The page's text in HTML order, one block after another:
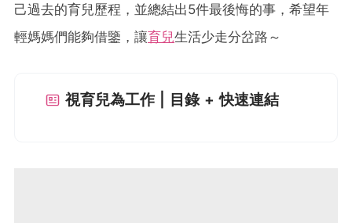
己過去的育兒歷程，並總結出5件最後悔的事，希望年
輕媽媽們能夠借鑒，讓育兒生活少走分岔路～
視育兒為工作 | 目錄 + 快速連結